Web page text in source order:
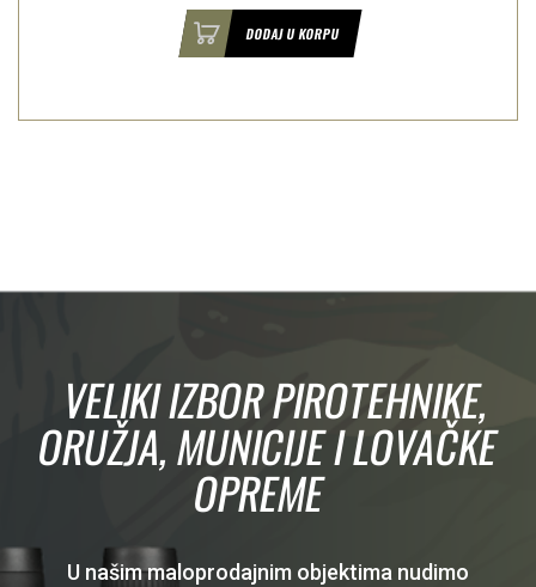
DODAJ U KORPU
VELIKI IZBOR PIROTEHNIKE,
ORUŽJA, MUNICIJE I LOVAČKE
OPREME
U našim maloprodajnim objektima nudimo